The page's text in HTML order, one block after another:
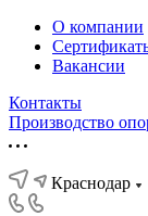
О компании
Вакансии
Контакты
Производство
Краснодар